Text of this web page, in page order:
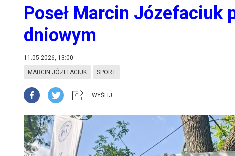
Poseł Marcin Józefaciuk
dniowym
11.05.2026, 13:00
MARCIN JÓZEFACIUK SPORT
WYŚLIJ